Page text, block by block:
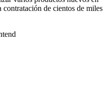
de cientos de miles